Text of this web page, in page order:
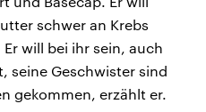
schwer an Krebs
will bei ihr sein, auch
seine Geschwister sind
gekommen, erzählt er.